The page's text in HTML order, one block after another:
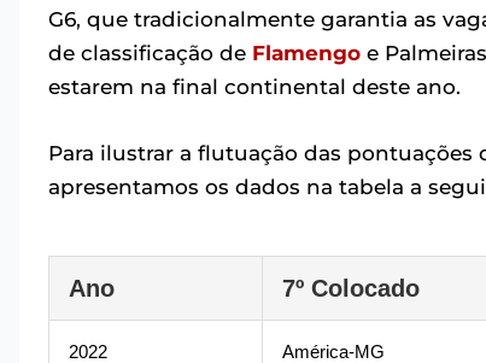
G6, que tradicionalmente garantia as
de classificação de Flamengo e
estarem na final continental deste ano.
Para ilustrar a flutuação das
apresentamos os dados na tabela a
Ano 7º Colocado
2022 América-MG